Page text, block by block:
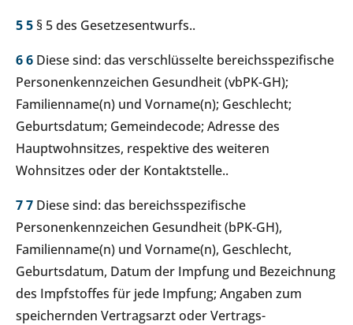
55 § 5 des Gesetzesentwurfs..
66 Diese sind: das verschlüsselte bereichsspezifische
Personenkennzeichen Gesundheit (vbPK-GH);
Familienname(n) und Vorname(n); Geschlecht;
Geburtsdatum; Gemeindecode; Adresse des
Hauptwohnsitzes, respektive des weiteren
Wohnsitzes oder der Kontaktstelle..
77 Diese sind: das bereichsspezifische
Personenkennzeichen Gesundheit (bPK-GH),
Familienname(n) und Vorname(n), Geschlecht,
Geburtsdatum, Datum der Impfung und Bezeichnung
des Impfstoffes für jede Impfung; Angaben zum
speichernden Vertragsarzt oder Vertrags-